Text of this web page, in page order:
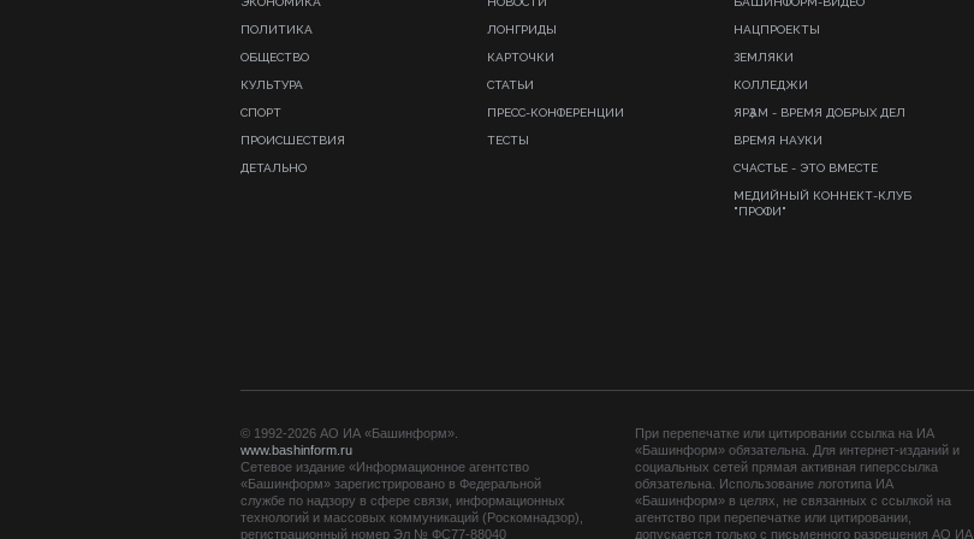
ПОЛИТИКА
ОБЩЕСТВО
КУЛЬТУРА
СПОРТ
ПРОИСШЕСТВИЯ
ДЕТАЛЬНО
ЛОНГРИДЫ
КАРТОЧКИ
СТАТЬИ
ПРЕСС-КОНФЕРЕНЦИИ
ТЕСТЫ
НАЦПРОЕКТЫ
ЗЕМЛЯКИ
КОЛЛЕДЖИ
ЯРҘАМ - ВРЕМЯ ДОБРЫХ ДЕЛ
ВРЕМЯ НАУКИ
СЧАСТЬЕ - ЭТО ВМЕСТЕ
МЕДИЙНЫЙ КОННЕКТ-КЛУБ
"ПРОФИ"
© 1992-2026 АО ИА «Башинформ».
www.bashinform.ru
Сетевое издание «Информационное агентство
«Башинформ» зарегистрировано в Федеральной
службе по надзору в сфере связи, информационных
технологий и массовых коммуникаций (Роскомнадзор),
регистрационный номер Эл № ФС77-88040
При перепечатке или цитировании ссылка на ИА
«Башинформ» обязательна. Для интернет-изданий и
социальных сетей прямая активная гиперссылка
обязательна. Использование логотипа ИА
«Башинформ» в целях, не связанных с ссылкой на
агентство при перепечатке или цитировании,
допускается только с письменного разрешения АО ИА